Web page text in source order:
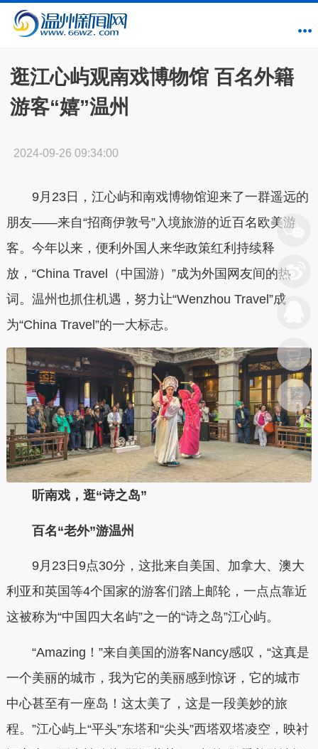
逛江心屿观南戏博物馆 百名外籍
游客“嬉”温州
2024-09-26 09:34:00
9月23日，江心屿和南戏博物馆迎来了一群遥远的
朋友——来自“招商伊敦号”入境旅游的近百名欧美游
客。今年以来，便利外国人来华政策红利持续释
放，“China Travel（中国游）”成为外国网友间的热
词。温州也抓住机遇，努力让“Wenzhou Travel”成
为“China Travel”的一大标志。
听南戏，逛“诗之岛”
百名“老外”游温州
9月23日9点30分，这批来自美国、加拿大、澳大
利亚和英国等4个国家的游客们踏上邮轮，一点点靠近
这被称为“中国四大名屿”之一的“诗之岛”江心屿。
“Amazing！”来自美国的游客Nancy感叹，“这真是
一个美丽的城市，我为它的美丽感到惊讶，它的城市
中心甚至有一座岛！这太美了，这是一段美妙的旅
程。”江心屿上“平头”东塔和“尖头”西塔双塔凌空，映衬